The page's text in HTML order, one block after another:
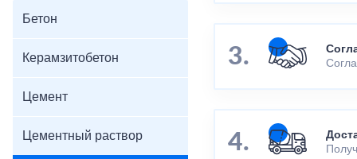
Бетон
Керамзитобетон
Цемент
Цементный раствор